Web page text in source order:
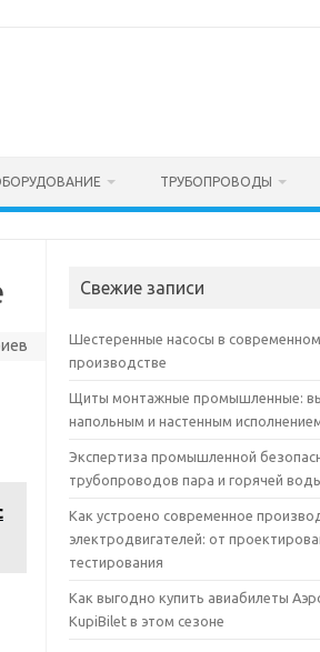
ТРУБОПРОВОДЫ
Свежие записи
Шестеренные насосы в современном
производстве
Щиты монтажные промышленные:
напольным и настенным
Экспертиза промышленной
трубопроводов пара и горячей
Как устроено современное
электродвигателей: от
тестирования
Как выгодно купить авиабилеты
KupiBilet в этом сезоне